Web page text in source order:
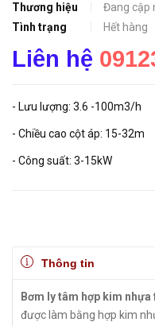
Thương hiệu
Đang cập
Tình trạng
Hết hàng
Liên hệ
- Lưu lượng: 3.6 -100m3/h
- Chiều cao cột áp: 15-32m
- Công suất: 3-15kW
Thông tin
Bơm ly tâm hợp kim nhựa
được làm bằng hợp kim